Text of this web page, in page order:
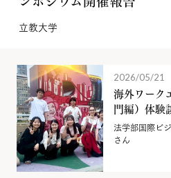
立教大学
2026/05/21
海外ワーク
門編）体
法学部国際ビ
さん